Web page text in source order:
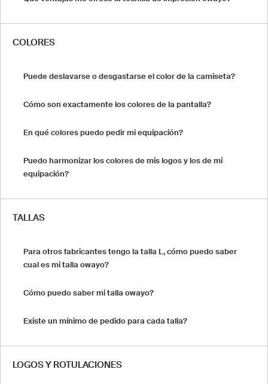
COLORES
Puede deslavarse o desgastarse el color de la camiseta?
Cómo son exactamente los colores de la pantalla?
En qué colores puedo pedir mi equipación?
Puedo harmonizar los colores de mis logos y los de mi
equipación?
TALLAS
Para otros fabricantes tengo la talla L, cómo puedo saber
cual es mi talla owayo?
Cómo puedo saber mi talla owayo?
Existe un mínimo de pedido para cada talla?
LOGOS Y ROTULACIONES